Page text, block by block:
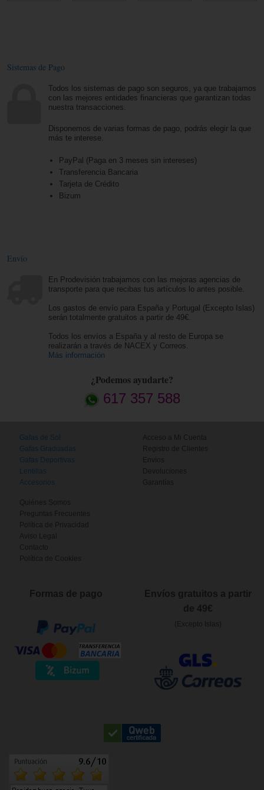
Sistemas de Pago
Todos los sistemas de pago son seguros, ya que trabajamos
con las mejores entidades financieras que garantizan todas
nuestra transacciones.
Disponemos de varias formas de pago, podrás elegir la que
más te interese.
PayPal (Paga en 3 meses sin intereses)
Transferencia Bancaria
Tarjeta de Crédito
Bizum
Envío
En Prodevisión trabajamos con las mejoras agencias de
transporte para que recibas tus artículos lo antes posible.
Los gastos de envío para España y Portugal (Excepto Islas)
serán totalmente gratuitos a partir de 49€.
Todos los envíos a España y al resto de Europa se
realizarán a través de NACEX y Correos.
Más información
¿Podemos ayudarte?
617 357 588
Gafas de Sol
Gafas Graduadas
Gafas Deportivas
Lentillas
Accesorios
Acceso a Mi Cuenta
Registro de Clientes
Envíos
Devoluciones
Garantías
Quiénes Somos
Preguntas Frecuentes
Política de Privacidad
Aviso Legal
Contacto
Política de Cookies
Formas de pago
Envíos gratuitos a partir
de 49€
(Excepto Islas)